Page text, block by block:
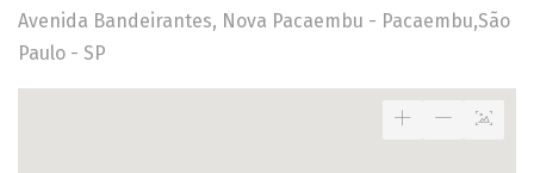
Avenida Bandeirantes, Nova Pacaembu - Pacaembu,São
Paulo - SP